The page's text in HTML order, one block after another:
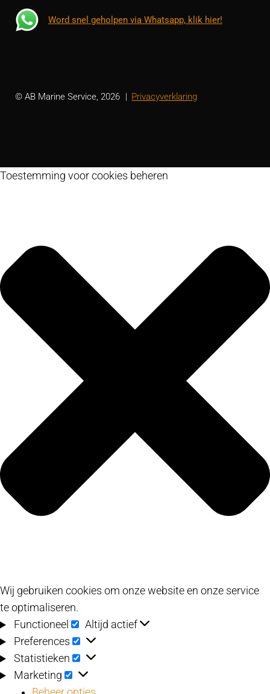
Word snel geholpen via Whatsapp, klik hier!
© AB Marine Service, 2026 Privacyverklaring
Toestemming voor cookies beheren
Wij gebruiken cookies om onze website en onze service
te optimaliseren.
Functioneel
Functioneel
Altijd actief
Preferences
Preferences
Statistieken Statistieken
Marketing Marketing